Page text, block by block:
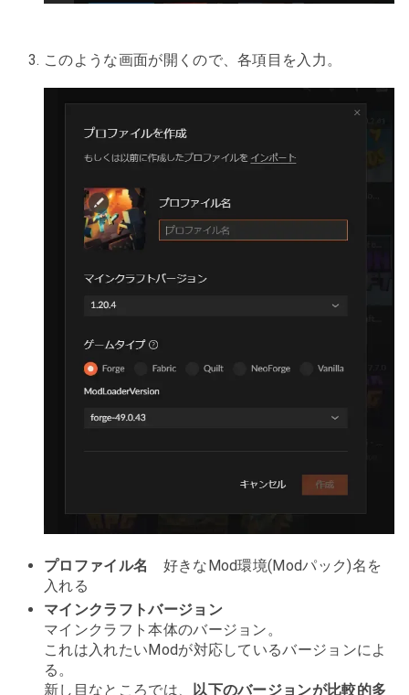
このような画面が開くので、各項目を入力。
プロファイル名
好きなMod環境(Modパック)名を
入れる
マインクラフトバージョン
マインクラフト本体のバージョン。
これは入れたいModが対応しているバージョンによ
る。
新し目なところでは、
以下のバージョンが比較的多